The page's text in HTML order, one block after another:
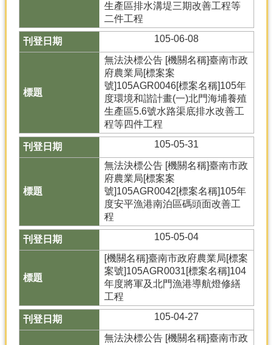
生產區排水溝堤三期改善工程等
二件工程
105-06-08
無法決標公告 [機關名稱]臺南市政
府農業局[標案案
號]105AGR0046[標案名稱]105年
度環境和諧計畫(一)北門海埔養殖
生產區5.6號水路渠底排水改善工
程等四件工程
105-05-31
無法決標公告 [機關名稱]臺南市政
府農業局[標案案
號]105AGR0042[標案名稱]105年
度安平漁港南泊區碼頭面改善工
程
105-05-04
[機關名稱]臺南市政府農業局[標案
案號]105AGR0031[標案名稱]104
年度將軍及北門漁港導航燈修繕
工程
105-04-27
無法決標公告 [機關名稱]臺南市政